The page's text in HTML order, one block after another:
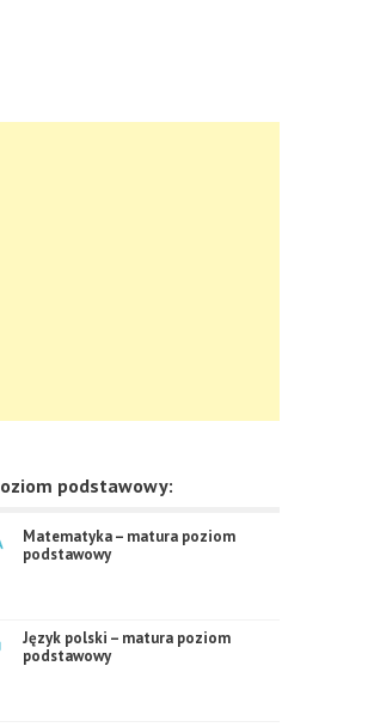
podstawowy:
Matematyka – matura poziom
podstawowy
Język polski – matura poziom
podstawowy